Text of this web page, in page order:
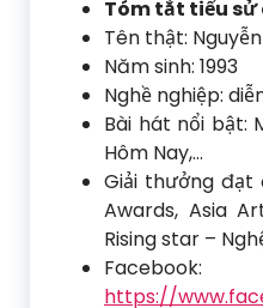
Tóm tắt tiểu sử
Tên thật:
Năm sinh: 1993
Nghề nghiệp:
Bài hát nổi bật:
Hôm Nay,…
Giải thưởng đạt
Awards, Asia
Rising star –
Facebook:
https://